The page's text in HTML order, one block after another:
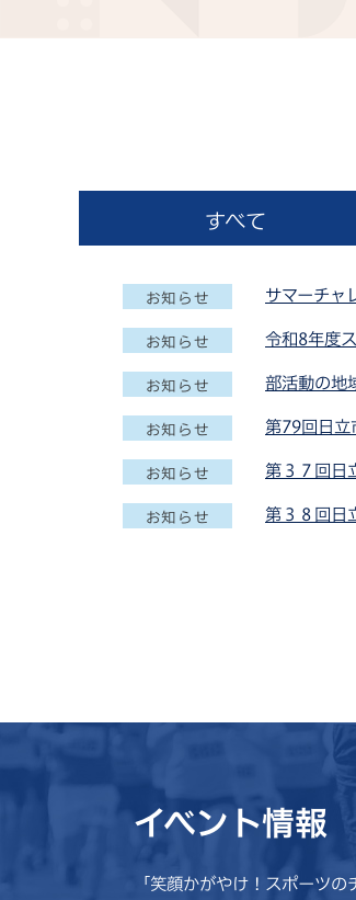
すべて
お知らせ サマーチャ
お知らせ 令和8年度
お知らせ 部活動の地
お知らせ 第79回日立
お知らせ 第３７回日
お知らせ 第３８回日
令和8年度
イベント情報
「笑顔かがやけ！スポーツ